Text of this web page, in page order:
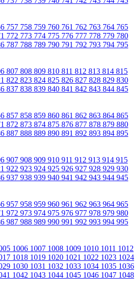
757 758 759 760 761 762 763 764 765
772 773 774 775 776 777 778 779 780
787 788 789 790 791 792 793 794 795
807 808 809 810 811 812 813 814 815
822 823 824 825 826 827 828 829 830
837 838 839 840 841 842 843 844 845
857 858 859 860 861 862 863 864 865
872 873 874 875 876 877 878 879 880
887 888 889 890 891 892 893 894 895
907 908 909 910 911 912 913 914 915
922 923 924 925 926 927 928 929 930
937 938 939 940 941 942 943 944 945
957 958 959 960 961 962 963 964 965
972 973 974 975 976 977 978 979 980
987 988 989 990 991 992 993 994 995
1006 1007 1008 1009 1010 1011 1012
1018 1019 1020 1021 1022 1023 1024
1030 1031 1032 1033 1034 1035 1036
1042 1043 1044 1045 1046 1047 1048